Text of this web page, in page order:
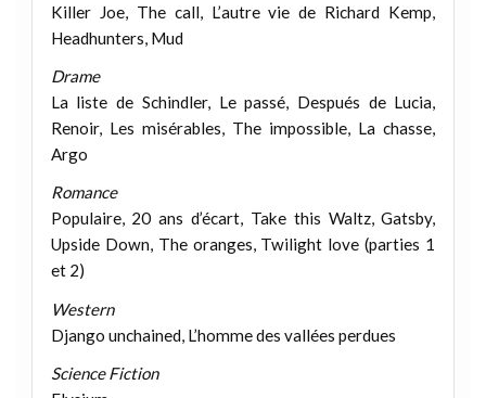
Killer Joe, The call, L’autre vie de Richard Kemp,
Headhunters, Mud
Drame
La liste de Schindler, Le passé, Después de Lucia,
Renoir, Les misérables, The impossible, La chasse,
Argo
Romance
Populaire, 20 ans d’écart, Take this Waltz, Gatsby,
Upside Down, The oranges, Twilight love (parties 1
et 2)
Western
Django unchained, L’homme des vallées perdues
Science Fiction